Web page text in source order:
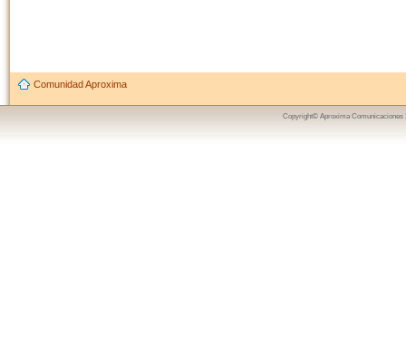
Comunidad Aproxima
Copyright© Aproxima Comunicaciones